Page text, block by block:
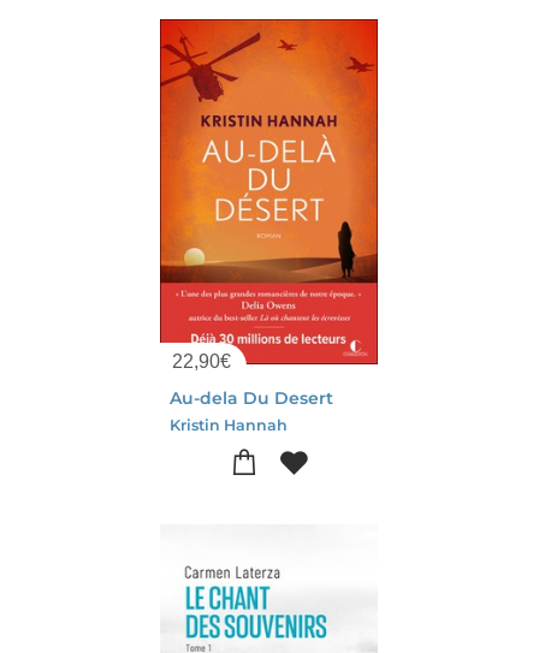
22,90€
Au-dela Du Desert
Kristin Hannah